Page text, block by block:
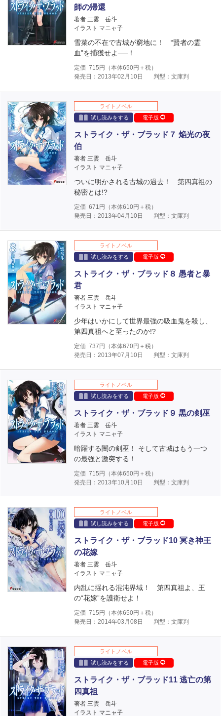
師の帰還
著者 三雲 岳斗
イラスト マニャ子
雪菜の不在で古城が窮地に！ “賢者の霊
血”を捕獲せよ──！
定価 715 円（本体650円＋税）
発売日：2013年02月10日
判型：文庫判
ライトノベル
試し読みをする
電子版
ストライク・ザ・ブラッド７ 焔光の夜
伯
著者 三雲 岳斗
イラスト マニャ子
ついに明かされる古城の過去！ 第四真祖の
秘密とは!?
定価 671 円（本体610円＋税）
発売日：2013年04月10日
判型：文庫判
ライトノベル
試し読みをする
電子版
ストライク・ザ・ブラッド８ 愚者と暴
君
著者 三雲 岳斗
イラスト マニャ子
少年はいかにして世界最強の吸血鬼を殺し、
第四真祖へと至ったのか!?
定価 737 円（本体670円＋税）
発売日：2013年07月10日
判型：文庫判
ライトノベル
試し読みをする
電子版
ストライク・ザ・ブラッド９ 黒の剣巫
著者 三雲 岳斗
イラスト マニャ子
暗躍する闇の剣巫！ そして古城はもう一つ
の最強と激突する！
定価 715 円（本体650円＋税）
発売日：2013年10月10日
判型：文庫判
ライトノベル
試し読みをする
電子版
ストライク・ザ・ブラッド10 冥き神王
の花嫁
著者 三雲 岳斗
イラスト マニャ子
内乱に揺れる混沌界域！ 第四真祖よ、王
の“花嫁”を護衛せよ！
定価 715 円（本体650円＋税）
発売日：2014年03月08日
判型：文庫判
ライトノベル
試し読みをする
電子版
ストライク・ザ・ブラッド11 逃亡の第
四真祖
著者 三雲 岳斗
イラスト マニャ子